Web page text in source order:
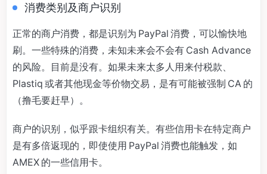
消费类别及商户识别
正常的商户消费，都是识别为 PayPal 消费，可以愉快地
刷。一些特殊的消费，未知未来会不会有 Cash Advance
的风险。目前是没有。如果未来太多人用来付税款、
Plastiq 或者其他现金等价物交易，是有可能被强制 CA 的
（撸毛要赶早）。
商户的识别，似乎跟卡组织有关。有些信用卡在特定商户
是有多倍返现的，即使使用 PayPal 消费也能触发，如
AMEX 的一些信用卡。